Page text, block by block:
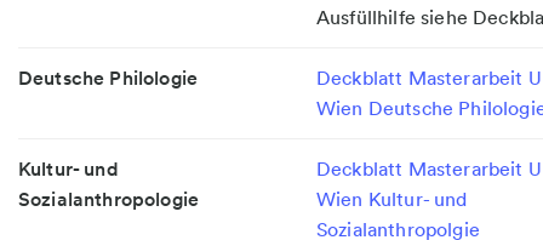
Ausfüllhilfe siehe
Deutsche Philologie
Deckblatt Masterarbeit
Wien Deutsche
Kultur- und
Sozialanthropologie
Deckblatt Masterarbeit
Wien Kultur- und
Sozialanthropolgie